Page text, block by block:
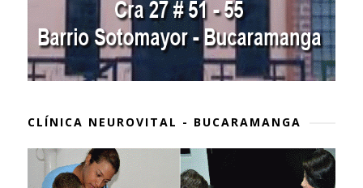
CLÍNICA NEUROVITAL - BUCARAMANGA